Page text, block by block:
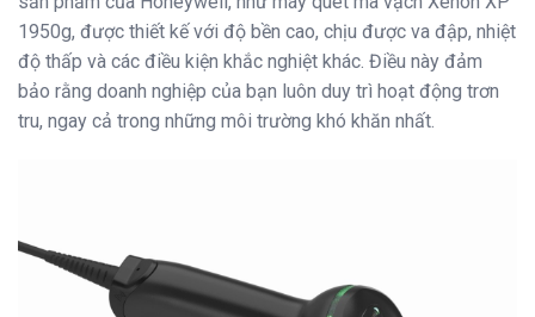
1950g, được thiết kế với độ bền cao, chịu được va đập, nhiệt
độ thấp và các điều kiện khắc nghiệt khác. Điều này đảm
bảo rằng doanh nghiệp của bạn luôn duy trì hoạt động trơn
tru, ngay cả trong những môi trường khó khăn nhất.